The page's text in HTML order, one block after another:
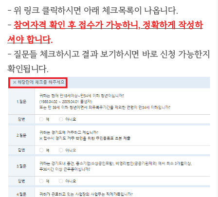
- 위 링크 클릭하시면 아래 체크목록이 나옵니다.
-참여자격 확인 후 접수가 가능하니, 정확하게 작성하
셔야 합니다.
- 질문들 체크하시고 결과 보기하시면 바로 신청 가능한지
확인됩니다.